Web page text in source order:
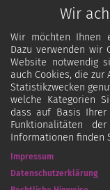
Wir
Wir möchten Ihnen
Dazu verwenden wir
Website notwendig
auch Cookies, die zur
Statistikzwecken
welche Kategorien
dass auf Basis
Funktionalitäten
Informationen finden
Impressum
Datenschutzerklärung